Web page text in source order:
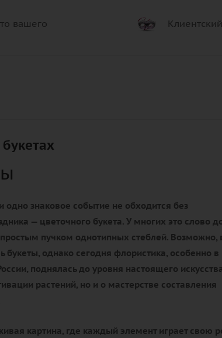
вашего
одно знаковое событие не обходится без
— цветочного букета. У многих это слово
пучком однотипных стеблей. Возможно,
букеты, однако сегодня флористика, особенно в
поднялась до уровня настоящего
растений, но и о мастерстве составления
картина, где каждый элемент играет свою